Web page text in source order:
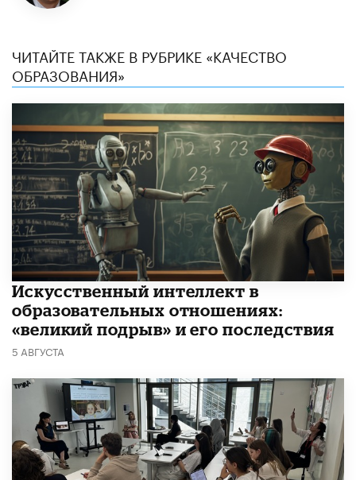
ЧИТАЙТЕ ТАКЖЕ В РУБРИКЕ «КАЧЕСТВО
ОБРАЗОВАНИЯ»
​Искусственный интеллект в
образовательных отношениях:
«великий подрыв» и его последствия
5 АВГУСТА